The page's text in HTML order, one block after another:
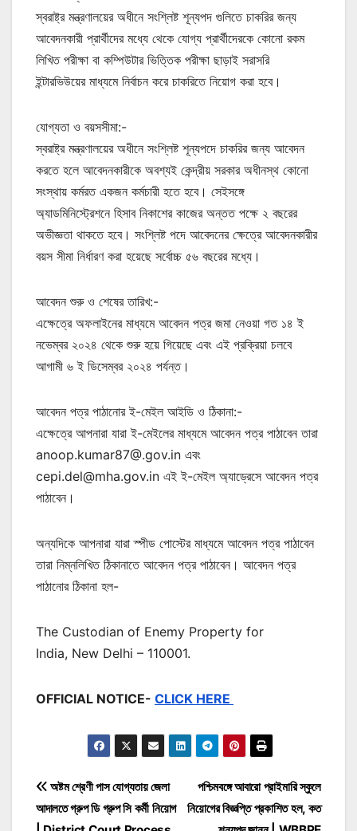
স্বরাষ্ট্র মন্ত্রণালয়ের অধীনে সংশ্লিষ্ট শূন্যপদ গুলিতে চাকরির জন্য
আবেদনকারী প্রার্থীদের মধ্যে থেকে যোগ্য প্রার্থীদেরকে কোনো রকম
লিখিত পরীক্ষা বা কম্পিউটার ভিত্তিক পরীক্ষা ছাড়াই সরাসরি
ইন্টারভিউয়ের মাধ্যমে নির্বাচন করে চাকরিতে নিয়োগ করা হবে।
যোগ্যতা ও বয়সসীমা:-
স্বরাষ্ট্র মন্ত্রণালয়ের অধীনে সংশ্লিষ্ট শূন্যপদে চাকরির জন্য আবেদন
করতে হলে আবেদনকারীকে অবশ্যই কেন্দ্রীয় সরকার অধীনস্থ কোনো
সংস্থায় কর্মরত একজন কর্মচারী হতে হবে। সেইসঙ্গে
অ্যাডমিনিস্ট্রেশনে হিসাব নিকাশের কাজের অন্তত পক্ষে ২ বছরের
অভীজ্ঞতা থাকতে হবে। সংশ্লিষ্ট পদে আবেদনের ক্ষেত্রে আবেদনকারীর
বয়স সীমা নির্ধারণ করা হয়েছে সর্বোচ্চ ৫৬ বছরের মধ্যে।
আবেদন শুরু ও শেষের তারিখ:-
এক্ষেত্রে অফলাইনের মাধ্যমে আবেদন পত্র জমা নেওয়া গত ১৪ ই
নভেম্বর ২০২৪ থেকে শুরু হয়ে গিয়েছে এবং এই প্রক্রিয়া চলবে
আগামী ৬ ই ডিসেম্বর ২০২৪ পর্যন্ত।
আবেদন পত্র পাঠানোর ই-মেইল আইডি ও ঠিকানা:-
এক্ষেত্রে আপনারা যারা ই-মেইলের মাধ্যমে আবেদন পত্র পাঠাবেন তারা
anoop.kumar87@.gov.in এবং
cepi.del@mha.gov.in এই ই-মেইল অ্যাড্রেসে আবেদন পত্র
পাঠাবেন।
অন্যদিকে আপনারা যারা স্পীড পোস্টের মাধ্যমে আবেদন পত্র পাঠাবেন
তারা নিম্নলিখিত ঠিকানাতে আবেদন পত্র পাঠাবেন। আবেদন পত্র
পাঠানোর ঠিকানা হল-
The Custodian of Enemy Property for
India, New Delhi – 110001.
OFFICIAL NOTICE- CLICK HERE
Post
navigation
পশ্চিমবঙ্গে আবারো প্রাইমারি স্কুলে
নিয়োগের বিজ্ঞপ্তি প্রকাশিত হল, কত
অষ্টম শ্রেণী পাস যোগ্যতায় জেলা
আদালতে গ্রুপ ডি গ্রুপ সি কর্মী নিয়োগ